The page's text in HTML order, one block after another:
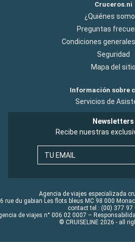
Cruceros.ni
¿Quiénes
Preguntas
Condiciones
Seguridad
Mapa del sitio
Información sobre
Servicios de
Newsletters
Recibe nuestras
TU EMAIL
Agencia de viajes especializada
rue du gabian Les flots bleus MC 98 000
contact tel : (00) 377 97
de viajes n° 006 02 0007 –
© CRUISELINE 2026 - all